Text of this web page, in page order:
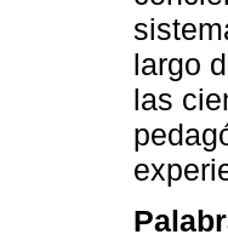
largo
las